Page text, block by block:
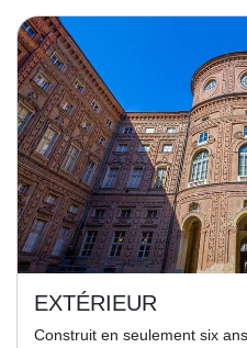
EXTÉRIEUR
Construit en seulement six